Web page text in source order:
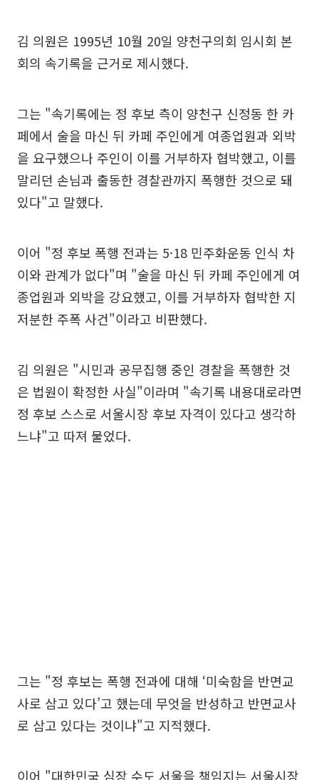
김 의원은 1995년 10월 20일 양천구의회 임시회 본
회의 속기록을 근거로 제시했다.
그는 "속기록에는 정 후보 측이 양천구 신정동 한 카
페에서 술을 마신 뒤 카페 주인에게 여종업원과 외박
을 요구했으나 주인이 이를 거부하자 협박했고, 이를
말리던 손님과 출동한 경찰관까지 폭행한 것으로 돼
있다"고 말했다.
이어 "정 후보 폭행 전과는 5·18 민주화운동 인식 차
이와 관계가 없다"며 "술을 마신 뒤 카페 주인에게 여
종업원과 외박을 강요했고, 이를 거부하자 협박한 지
저분한 주폭 사건"이라고 비판했다.
김 의원은 "시민과 공무집행 중인 경찰을 폭행한 것
은 법원이 확정한 사실"이라며 "속기록 내용대로라면
정 후보 스스로 서울시장 후보 자격이 있다고 생각하
느냐"고 따져 물었다.
그는 "정 후보는 폭행 전과에 대해 ‘미숙함을 반면교
사로 삼고 있다’고 했는데 무엇을 반성하고 반면교사
로 삼고 있다는 것이냐"고 지적했다.
이어 "대한민국 심장 수도 서울을 책임지는 서울시장